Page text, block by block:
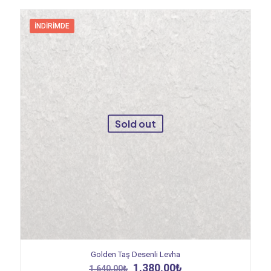
İNDIRIMDE
Sold out
Golden Taş Desenli Levha
1.640,00₺ Orijinal
1.380,00₺